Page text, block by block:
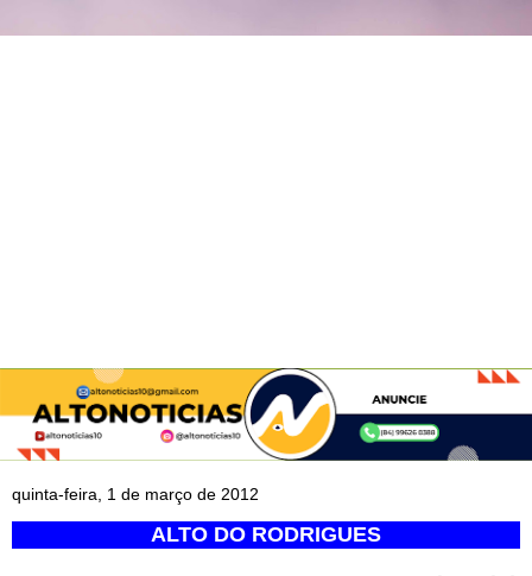
quinta-feira, 1 de março de 2012
ALTO DO RODRIGUES